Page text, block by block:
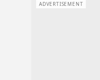
ADVERTISEMENT